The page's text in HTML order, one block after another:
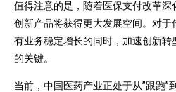
值得注意的是，随着医保支付改革
创新产品将获得更大发展空间。对
有业务稳定增长的同时，加速创新
的关键。
当前，中国医药产业正处于从”跟跑”